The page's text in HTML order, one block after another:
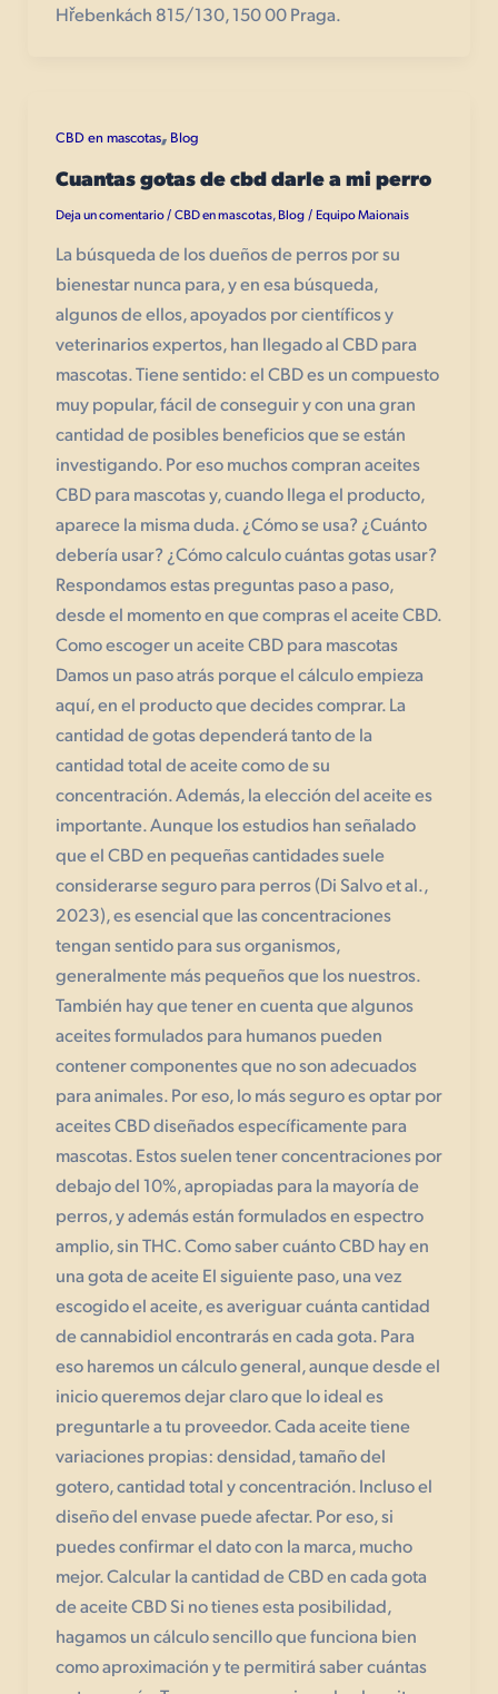
Hřebenkách 815/130, 150 00 Praga.
CBD en mascotas, Blog
Cuantas gotas de cbd darle a mi perro
Deja un comentario/ CBD en mascotas,Blog/ Equipo Maionais
La búsqueda de los dueños de perros por su
bienestar nunca para, y en esa búsqueda,
algunos de ellos, apoyados por científicos y
veterinarios expertos, han llegado al CBD para
mascotas. Tiene sentido: el CBD es un compuesto
muy popular, fácil de conseguir y con una gran
cantidad de posibles beneficios que se están
investigando. Por eso muchos compran aceites
CBD para mascotas y, cuando llega el producto,
aparece la misma duda. ¿Cómo se usa? ¿Cuánto
debería usar? ¿Cómo calculo cuántas gotas usar?
Respondamos estas preguntas paso a paso,
desde el momento en que compras el aceite CBD.
Como escoger un aceite CBD para mascotas
Damos un paso atrás porque el cálculo empieza
aquí, en el producto que decides comprar. La
cantidad de gotas dependerá tanto de la
cantidad total de aceite como de su
concentración. Además, la elección del aceite es
importante. Aunque los estudios han señalado
que el CBD en pequeñas cantidades suele
considerarse seguro para perros (Di Salvo et al.,
2023), es esencial que las concentraciones
tengan sentido para sus organismos,
generalmente más pequeños que los nuestros.
También hay que tener en cuenta que algunos
aceites formulados para humanos pueden
contener componentes que no son adecuados
para animales. Por eso, lo más seguro es optar por
aceites CBD diseñados específicamente para
mascotas. Estos suelen tener concentraciones por
debajo del 10%, apropiadas para la mayoría de
perros, y además están formulados en espectro
amplio, sin THC. Como saber cuánto CBD hay en
una gota de aceite El siguiente paso, una vez
escogido el aceite, es averiguar cuánta cantidad
de cannabidiol encontrarás en cada gota. Para
eso haremos un cálculo general, aunque desde el
inicio queremos dejar claro que lo ideal es
preguntarle a tu proveedor. Cada aceite tiene
variaciones propias: densidad, tamaño del
gotero, cantidad total y concentración. Incluso el
diseño del envase puede afectar. Por eso, si
puedes confirmar el dato con la marca, mucho
mejor. Calcular la cantidad de CBD en cada gota
de aceite CBD Si no tienes esta posibilidad,
hagamos un cálculo sencillo que funciona bien
como aproximación y te permitirá saber cuántas